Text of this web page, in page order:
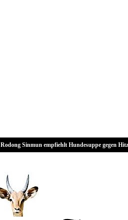
Rodong Sinmun empfiehlt Hundesuppe gegen